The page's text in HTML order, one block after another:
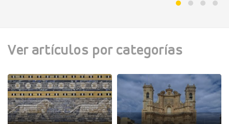
Ver artículos por categorías